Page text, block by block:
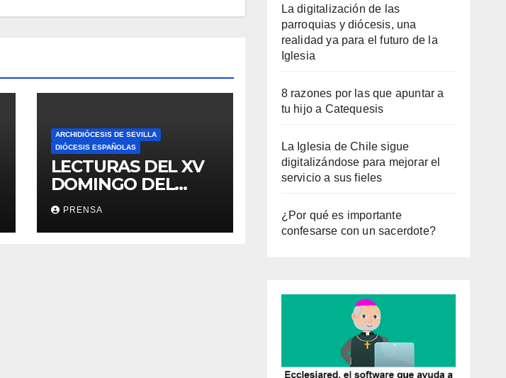
ARCHIDIÓCESIS DE SEVILLA
DIÓCESIS ESPAÑOLAS
LECTURAS DEL XV
DOMINGO DEL
TIEMPO
ORDINARIO (A)
PRENSA
La digitalización de las
parroquias y diócesis, una
realidad ya para el futuro de la
Iglesia
8 razones por las que apuntar a
tu hijo a Catequesis
La Iglesia de Chile sigue
digitalizándose para mejorar el
servicio a sus fieles
¿Por qué es importante
confesarse con un sacerdote?